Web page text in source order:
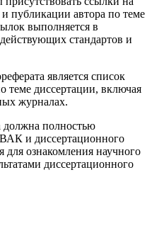
публикации автора по теме
выполняется в
стандартов и
является список
теме диссертации, включая
журналах.
должна полностью
ВАК и диссертационного
для ознакомления научного
диссертационного